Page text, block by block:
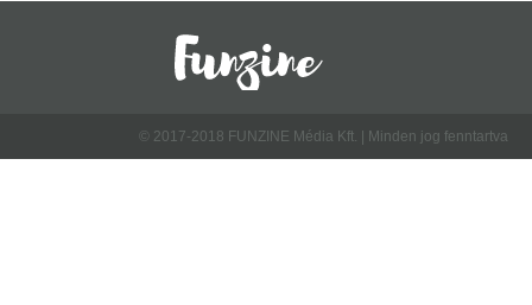
© 2017-2018 FUNZINE Média Kft. | Minden jog fenntartva